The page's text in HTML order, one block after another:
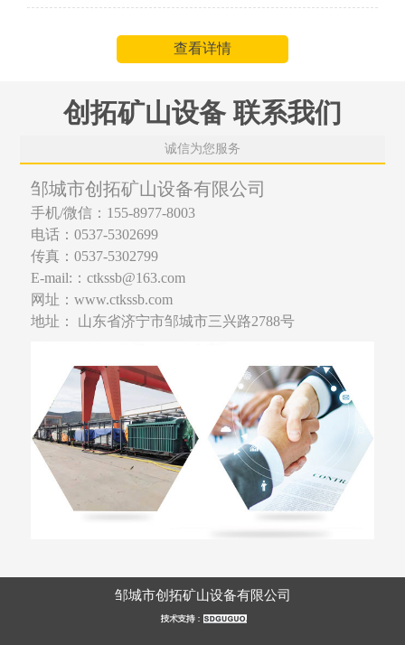
给大家介绍下锚杆调直机操作规程有哪些
查看详情
创拓矿山设备 联系我们
诚信为您服务
邹城市创拓矿山设备有限公司
手机/微信：155-8977-8003
电话：0537-5302699
传真：0537-5302799
E-mail:：ctkssb@163.com
网址：www.ctkssb.com
地址： 山东省济宁市邹城市三兴路2788号
邹城市创拓矿山设备有限公司